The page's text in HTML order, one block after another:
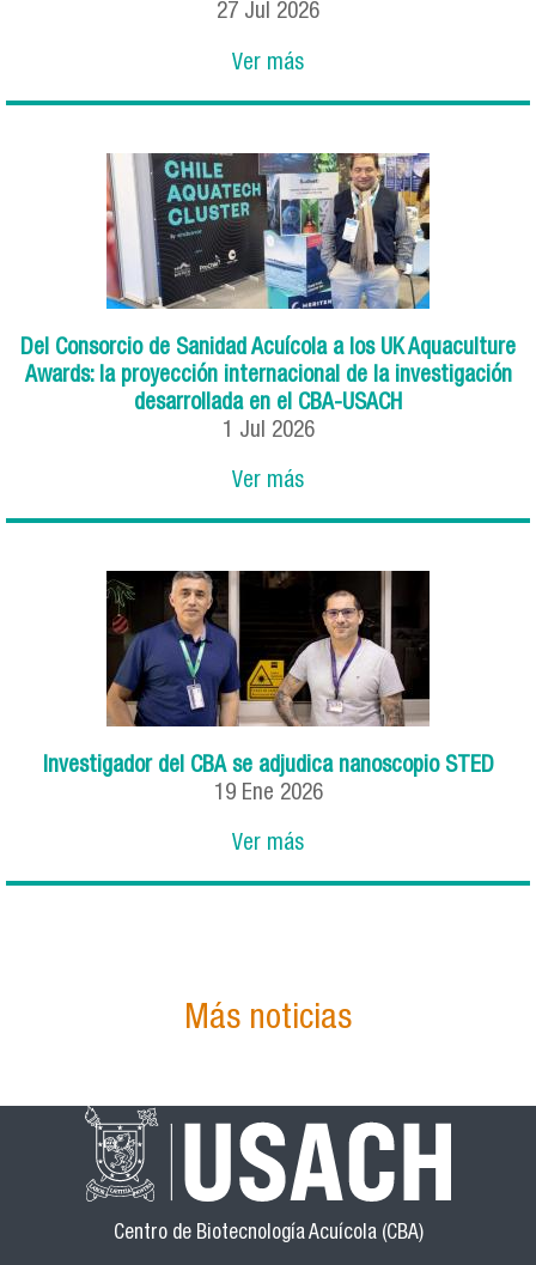
27 Jul 2026
Ver más
Del Consorcio de Sanidad Acuícola a los UK Aquaculture
Awards: la proyección internacional de la investigación
desarrollada en el CBA-USACH
1 Jul 2026
Ver más
Investigador del CBA se adjudica nanoscopio STED
19 Ene 2026
Ver más
Más noticias
Centro de Biotecnología Acuícola (CBA)